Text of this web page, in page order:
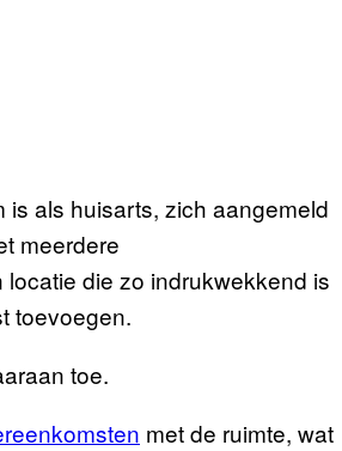
is als huisarts, zich aangemeld
meerdere
die zo indrukwekkend is
toevoegen.
toe.
met de ruimte, wat